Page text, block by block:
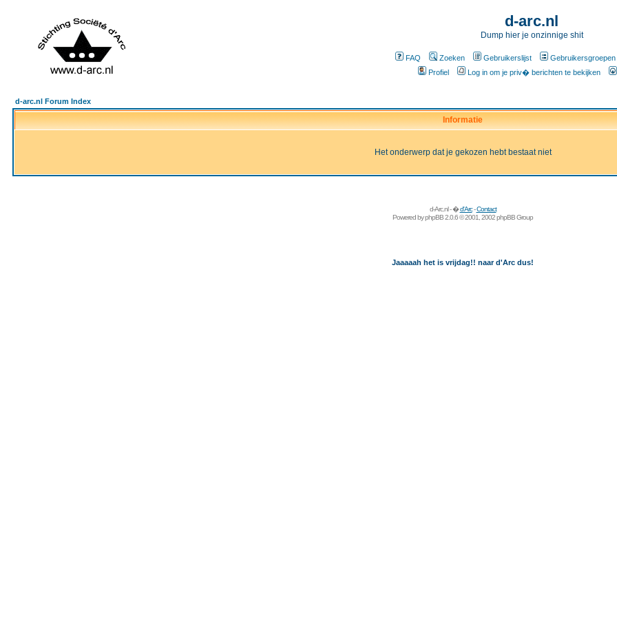
d-arc.nl
Dump hier je onzinnige shit
FAQ Zoeken Gebruikerslijst Gebruikersgroepen
Profiel
Log in om je priv� berichten te bekijken
d-arc.nl Forum Index
Informatie
Het onderwerp dat je gekozen hebt bestaat niet
d-Arc.nl - �d'Arc-Contact
Powered byphpBB2.0.6 © 2001, 2002 phpBB Group
Jaaaaah het is vrijdag!! naar d'Arc dus!